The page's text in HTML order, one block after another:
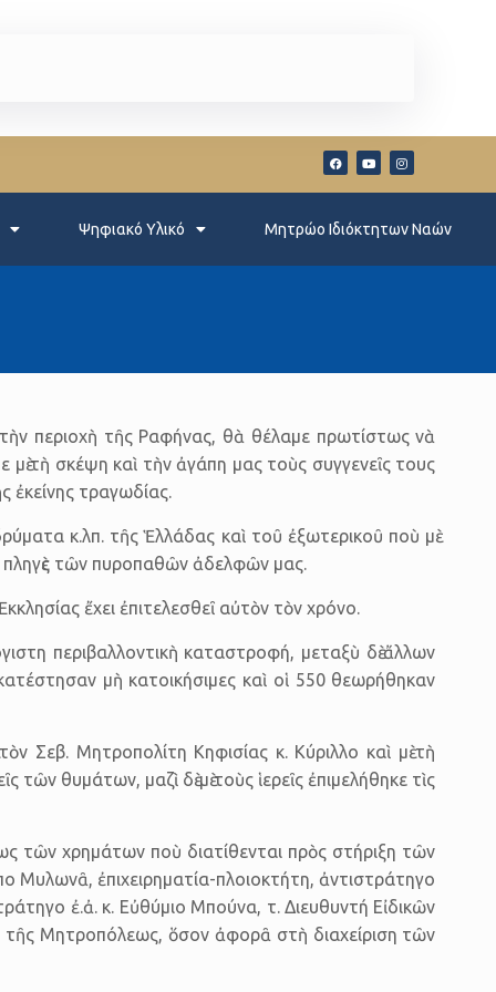
Ψηφιακό Υλικό Μητρώο Ιδιόκτητων Ναών
περιοχὴ τῆς Ραφήνας, θὰ θέλαμε πρωτί­στως νὰ
τὴ σκέψη καὶ τὴν ἀγάπη μας τοὺς συγγενεῖς τους
ἐκείνης τραγωδίας.
κ.λπ. τῆς Ἑλλάδας καὶ τοῦ ἐξωτε­ρικοῦ ποὺ μὲ
πληγὲς τῶν πυροπαθῶν ἀδελ­φῶν μας.
ἔχει ἐπιτελεσθεῖ αὐτὸν τὸν χρόνο.
περιβαλλοντικὴ καταστροφή, μεταξὺ δὲ ἄλλων
μὴ κατοικήσιμες καὶ οἱ 550 θεωρήθηκαν
Σεβ. Μητροπολίτη Κηφισίας κ. Κύριλλο καὶ μὲ τὴ
τῶν θυμάτων, μαζὶ δὲ μὲ τοὺς ἱερεῖς ἐπιμελήθηκε τὶς
τῶν χρημάτων ποὺ διατίθενται πρὸς στήριξη τῶν
ἐπιχειρηματία-πλοιοκτήτη, ἀντιστρά­τηγο
ἐ.ἀ. κ. Εὐθύμιο Μπούνα, τ. Διευθυντή Εἰδικῶν
τῆς Μητροπόλεως, ὅσον ἀφορᾶ στὴ διαχείριση τῶν